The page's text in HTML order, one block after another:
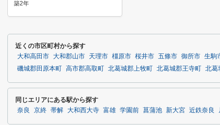
築2年
近くの市区町村から探す
大和高田市 大和郡山市 天理市 橿原市 桜井市 五條市 御所市 生駒
磯城郡田原本町
高市郡高取町 北葛城郡上牧町 北葛城郡王寺町 北葛
同じエリアにある駅から探す
奈良 京終 帯解 大和西大寺 富雄 学園前 菖蒲池 新大宮 近鉄奈良